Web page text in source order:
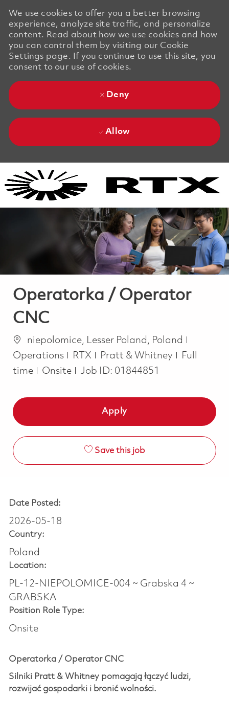
We use cookies to offer you a better browsing
experience, analyze site traffic, and personalize
content. Read about how we use cookies and how
you can control them by visiting our Cookie
Settings page. If you continue to use this site, you
consent to our use of cookies.
Deny
Allow
Operatorka / Operator
CNC
Location
niepolomice, Lesser Poland, Poland
Operations
RTX Pratt & Whitney Job Type
Full
time
Onsite Job ID: 01844851
Apply
Save this job
Date Posted:
2026-05-18
Country:
Poland
Location:
PL-12-NIEPOLOMICE-004 ~ Grabska 4 ~
GRABSKA
Position Role Type:
Onsite
Operatorka / Operator CNC
Silniki Pratt & Whitney pomagają łączyć ludzi,
rozwijać gospodarki i bronić wolności.